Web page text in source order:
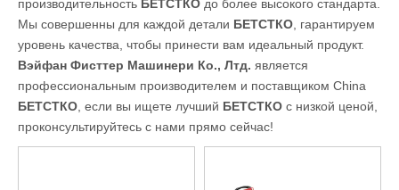
производительность БЕТСТКО до более высокого стандарта.
Мы совершенны для каждой детали БЕТСТКО , гарантируем
уровень качества, чтобы принести вам идеальный продукт.
Вэйфан Фисттер Машинери Ко., Лтд. является
профессиональным производителем и поставщиком China
БЕТСТКО , если вы ищете лучший БЕТСТКО с низкой ценой,
проконсультируйтесь с нами прямо сейчас!